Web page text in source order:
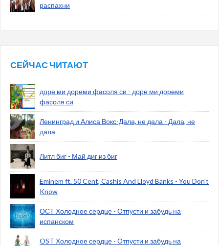
распахни
СЕЙЧАС ЧИТАЮТ
доре ми дореми фасоля си - доре ми дореми
фасоля си
Ленинград и Алиса Вокс-Дала, не дала - Дала, не
дала
Литл биг - Май диг из биг
Eminem ft. 50 Cent, Cashis And Lloyd Banks - You Don't
Know
ОСТ Холодное сердце - Отпусти и забудь на
испанском
OST Холодное сердце - Отпусти и забудь на